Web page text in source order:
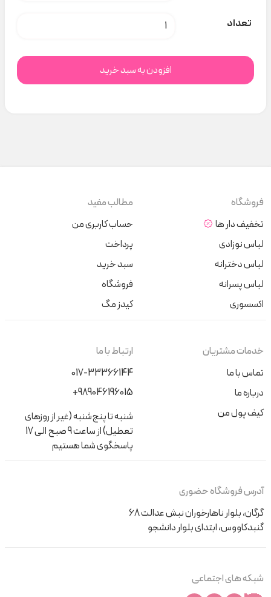
تعداد ست The world tour کد C000154 عدد
افزودن به سبد خرید
فروشگاه
تخفیف دار ها
لباس نوزادی
لباس دخترانه
لباس پسرانه
اکسسوری
مطالب مفید
حساب کاربری من
پرداخت
سبد خرید
فروشگاه
کیدز مگ
خدمات مشتریان
تماس با ما
درباره ما
کیف پول من
ارتباط با ما
017-33366144
+989046196015
شنبه تا پنج‌شنبه (غیر از روزهای
تعطیل) از ساعت 9 صبح الی 17
پاسخگوی شما هستیم
آدرس فروشگاه حضوری
گرگان، بلوار ناهارخوران نبش عدالت 68
گنبدکاووس، ابتدای بلوار دانشجو
شبکه های اجتماعی